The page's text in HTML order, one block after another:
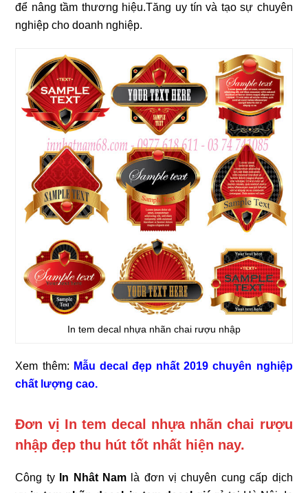
để nâng tầm thương hiệu.Tăng uy tín và tạo sự chuyên
nghiệp cho doanh nghiệp.
In tem decal nhựa nhãn chai rượu nhập
Xem thêm: Mẫu decal đẹp nhất 2019 chuyên nghiệp
chất lượng cao.
Đơn vị In tem decal nhựa nhãn chai rượu
nhập đẹp thu hút tốt nhất hiện nay.
Công ty In Nhât Namlà đơn vị chuyên cung cấp dịch